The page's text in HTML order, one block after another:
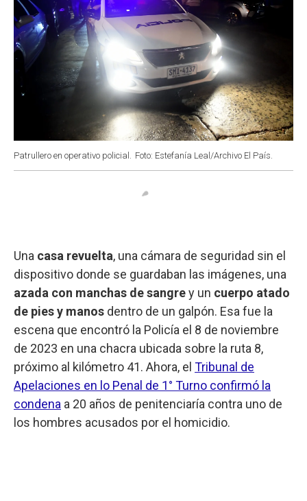
Patrullero en operativo policial. Foto: Estefanía Leal/Archivo El País.
Una casa revuelta, una cámara de seguridad sin el
dispositivo donde se guardaban las imágenes, una
azada con manchas de sangrey un cuerpo atado
de pies y manos dentro de un galpón. Esa fue la
escena que encontró la Policía el 8 de noviembre
de 2023 en una chacra ubicada sobre la ruta 8,
próximo al kilómetro 41. Ahora, el Tribunal de
Apelaciones en lo Penal de 1° Turno confirmó la
condena a 20 años de penitenciaría contra uno de
los hombres acusados por el homicidio.